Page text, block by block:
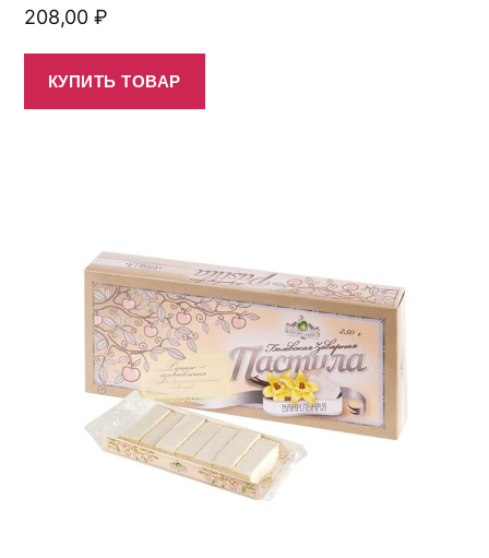
208,00 ₽
КУПИТЬ ТОВАР